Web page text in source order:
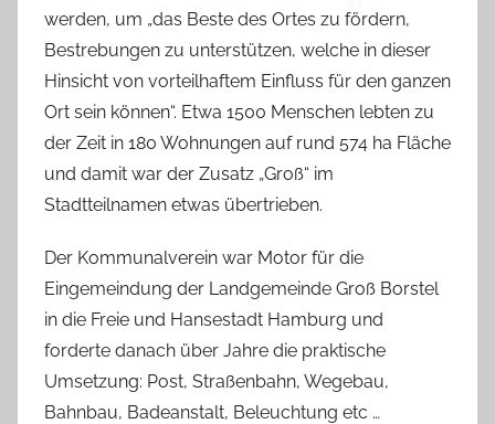
e
n
a
h
werden, um „das Beste des Ortes zu fördern,
Bestrebungen zu unterstützen, welche in dieser
Hinsicht von vorteilhaftem Einfluss für den ganzen
Ort sein können“. Etwa 1500 Menschen lebten zu
der Zeit in 180 Wohnungen auf rund 574 ha Fläche
und damit war der Zusatz „Groß“ im
Stadtteilnamen etwas übertrieben.
Der Kommunalverein war Motor für die
Eingemeindung der Landgemeinde Groß Borstel
in die Freie und Hansestadt Hamburg und
forderte danach über Jahre die praktische
Umsetzung: Post, Straßenbahn, Wegebau,
Bahnbau, Badeanstalt, Beleuchtung etc …